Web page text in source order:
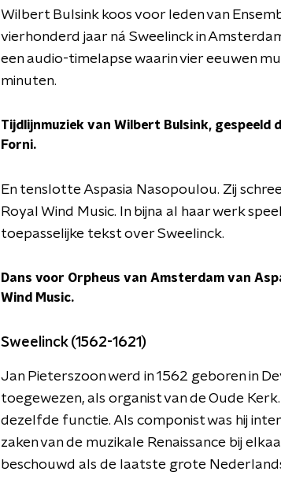
Wilbert Bulsink koos voor leden van
vierhonderd jaar ná Sweelinck in
een audio-timelapse waarin vier eeuwen
minuten.
Tijdlijnmuziek van Wilbert Bulsink,
Forni.
En tenslotte Aspasia Nasopoulou. Zij
Royal Wind Music. In bijna al haar werk
toepasselijke tekst over Sweelinck.
Dans voor Orpheus van Amsterdam van
Wind Music.
Sweelinck (1562-1621)
Jan Pieterszoon werd in 1562 geboren in
toegewezen, als organist van de Oude
dezelfde functie. Als componist was hij
zaken van de muzikale Renaissance bij
beschouwd als de laatste grote